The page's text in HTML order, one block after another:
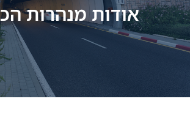
אודות מנהרות